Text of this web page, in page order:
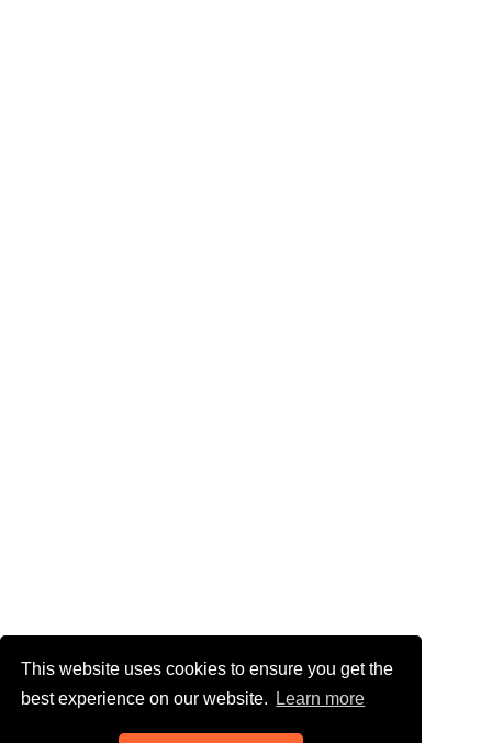
This website uses cookies to ensure you get the
best experience on our website.
Learn more